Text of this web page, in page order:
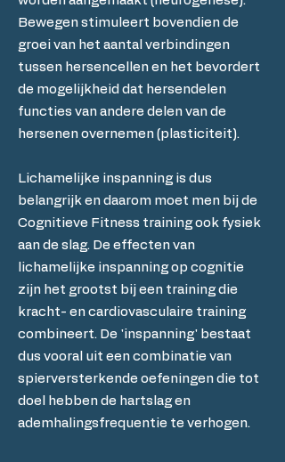
Bewegen stimuleert bovendien de
groei van het aantal verbindingen
tussen hersencellen en het bevordert
de mogelijkheid dat hersendelen
functies van andere delen van de
hersenen overnemen (plasticiteit).
Lichamelijke inspanning is dus
belangrijk en daarom moet men bij de
Cognitieve Fitness training ook fysiek
aan de slag. De effecten van
lichamelijke inspanning op cognitie
zijn het grootst bij een training die
kracht- en cardiovasculaire training
combineert. De 'inspanning' bestaat
dus vooral uit een combinatie van
spierversterkende oefeningen die tot
doel hebben de hartslag en
ademhalingsfrequentie te verhogen.